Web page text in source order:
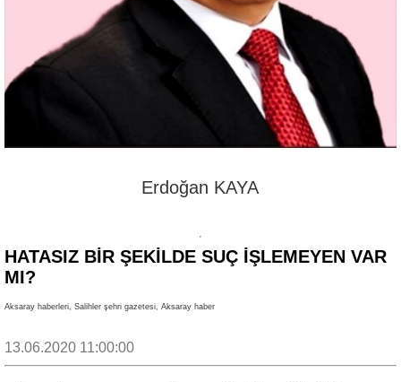
Erdoğan KAYA
HATASIZ BİR ŞEKİLDE SUÇ İŞLEMEYEN VAR
MI?
Aksaray haberleri, Salihler şehri gazetesi, Aksaray haber
13.06.2020 11:00:00